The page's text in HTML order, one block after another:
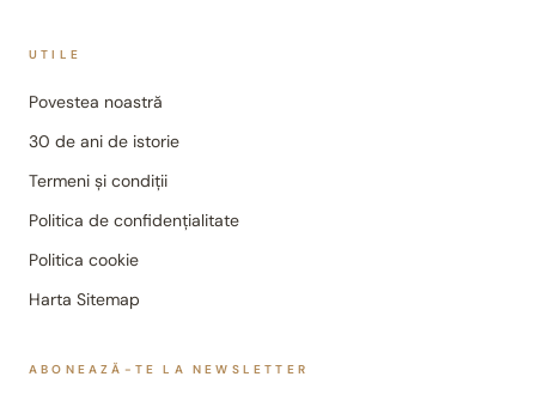
UTILE
Povestea noastră
30 de ani de istorie
Termeni și condiții
Politica de confidențialitate
Politica cookie
Harta Sitemap
ABONEAZĂ-TE LA NEWSLETTER